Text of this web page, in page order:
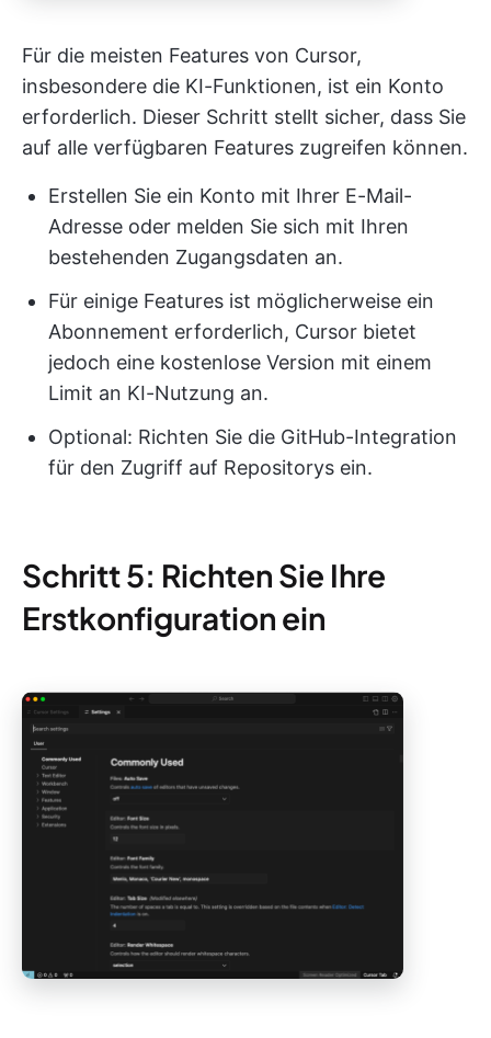
Für die meisten Features von Cursor,
insbesondere die KI-Funktionen, ist ein Konto
erforderlich. Dieser Schritt stellt sicher, dass Sie
auf alle verfügbaren Features zugreifen können.
Erstellen Sie ein Konto mit Ihrer E-Mail-
Adresse oder melden Sie sich mit Ihren
bestehenden Zugangsdaten an.
Für einige Features ist möglicherweise ein
Abonnement erforderlich, Cursor bietet
jedoch eine kostenlose Version mit einem
Limit an KI-Nutzung an.
Optional: Richten Sie die GitHub-Integration
für den Zugriff auf Repositorys ein.
Schritt 5: Richten Sie Ihre
Erstkonfiguration ein